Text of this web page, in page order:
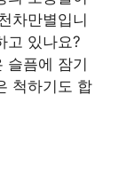
차만별입니
고 있나요?
슬픔에 잠기
척하기도 합